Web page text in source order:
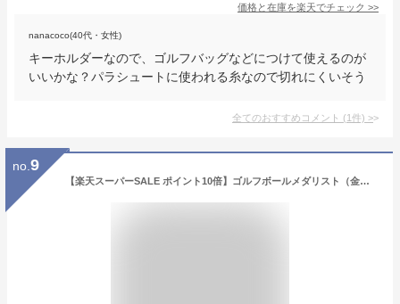
価格と在庫を楽天でチェック >>
nanacoco(40代・女性)
キーホルダーなので、ゴルフバッグなどにつけて使えるのが
いいかな？パラシュートに使われる糸なので切れにくいそう
全てのおすすめコメント (1件) >
no. 9
【楽天スーパーSALE ポイント10倍】ゴルフボールメダリスト（金）｜金沢金箔の箔一（はくいち）｜名入れ ギフト プレゼント ホールインワン ゴルフコンペ 景品 男性 女性 誕生日 入学祝い 就職祝い 卒業 定年 昇進 還暦 記念品 海外 土産 父の日 メンズ おしゃれ 昇進祝